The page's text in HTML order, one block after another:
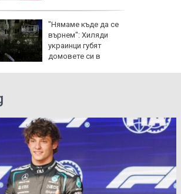
"Нямаме къде да се
върнем": Хиляди
украинци губят
домовете си в